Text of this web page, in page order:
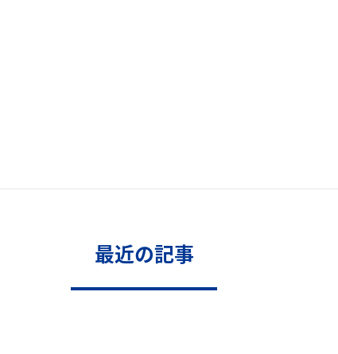
最近の記事